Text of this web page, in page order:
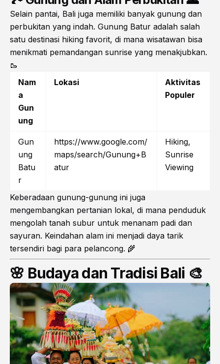
Selain pantai, Bali juga memiliki banyak gunung dan
perbukitan yang indah. Gunung Batur adalah salah
satu destinasi hiking favorit, di mana wisatawan bisa
menikmati pemandangan sunrise yang menakjubkan.
🥾
Nam
a
Gun
ung
Lokasi
Aktivitas
Populer
Gun
ung
Batu
r
https://www.google.com/
maps/search/Gunung+B
atur
Hiking,
Sunrise
Viewing
Keberadaan gunung-gunung ini juga
mengembangkan pertanian lokal, di mana penduduk
mengolah tanah subur untuk menanam padi dan
sayuran. Keindahan alam ini menjadi daya tarik
tersendiri bagi para pelancong. 🌾
🌸 Budaya dan Tradisi Bali 🎨